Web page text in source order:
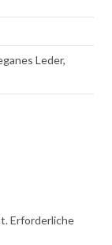
Leder,
Erforderliche